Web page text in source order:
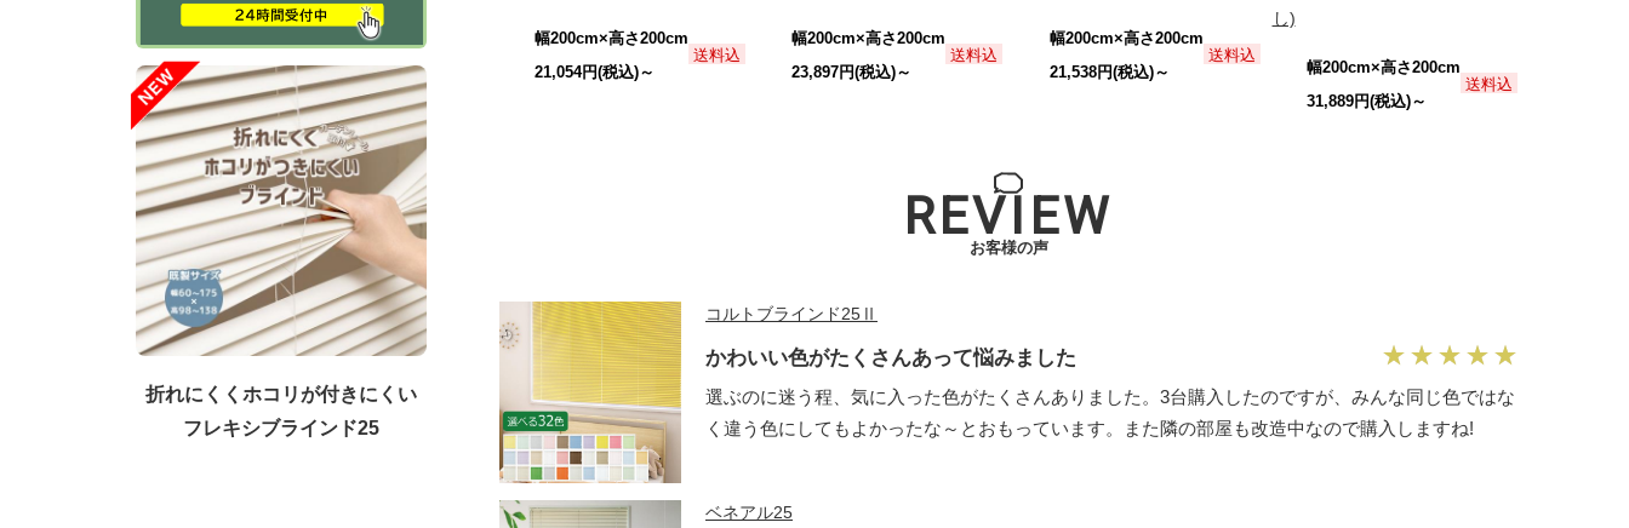
折れにくくホコリが付きにくい
フレキシブラインド25
幅200cm×高さ200cm
21,054円(税込)～
送料込
幅200cm×高さ200cm
23,897円(税込)～
送料込
幅200cm×高さ200cm
21,538円(税込)～
送料込
し)
幅200cm×高さ200cm
31,889円(税込)～
送料込
REVIEW
お客様の声
コルトブラインド25Ⅱ
かわいい色がたくさんあって悩みました
選ぶのに迷う程、気に入った色がたくさんありました。3台購入したのですが、みんな同じ色ではな
く違う色にしてもよかったな～とおもっています。また隣の部屋も改造中なので購入しますね!
ベネアル25